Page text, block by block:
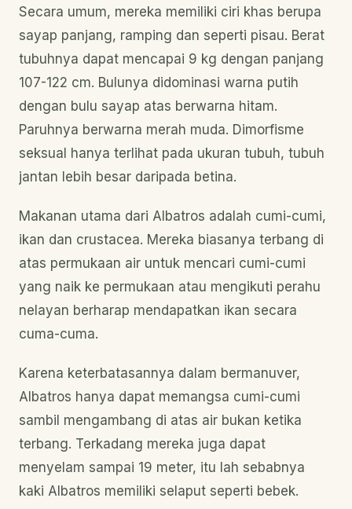
Secara umum, mereka memiliki ciri khas berupa
sayap panjang, ramping dan seperti pisau. Berat
tubuhnya dapat mencapai 9 kg dengan panjang
107-122 cm. Bulunya didominasi warna putih
dengan bulu sayap atas berwarna hitam.
Paruhnya berwarna merah muda. Dimorfisme
seksual hanya terlihat pada ukuran tubuh, tubuh
jantan lebih besar daripada betina.
Makanan utama dari Albatros adalah cumi-cumi,
ikan dan crustacea. Mereka biasanya terbang di
atas permukaan air untuk mencari cumi-cumi
yang naik ke permukaan atau mengikuti perahu
nelayan berharap mendapatkan ikan secara
cuma-cuma.
Karena keterbatasannya dalam bermanuver,
Albatros hanya dapat memangsa cumi-cumi
sambil mengambang di atas air bukan ketika
terbang. Terkadang mereka juga dapat
menyelam sampai 19 meter, itu lah sebabnya
kaki Albatros memiliki selaput seperti bebek.